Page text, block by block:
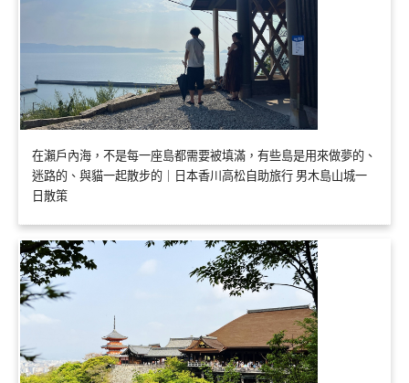
在瀨戶內海，不是每一座島都需要被填滿，有些島是用來做夢的、
迷路的、與貓一起散步的｜日本香川高松自助旅行 男木島山城一
日散策